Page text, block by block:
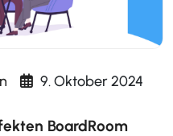
9. Oktober 2024
BoardRoom